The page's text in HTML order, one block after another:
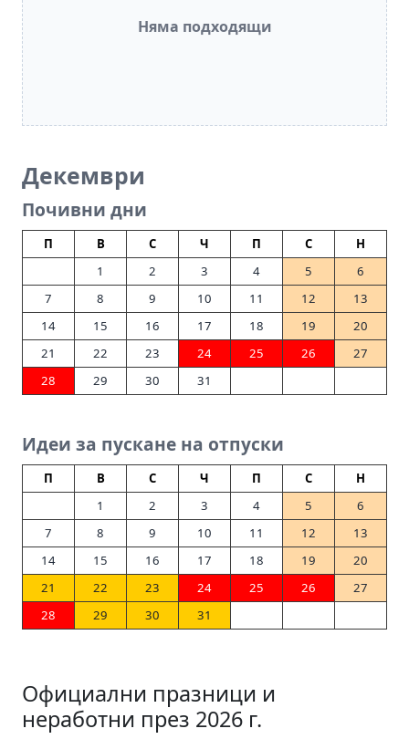
Няма подходящи
Декември
Почивни дни
П В С Ч П С
Н
1
2 3 4 5
6
7
8 9 10 11 12
13
14
15 16 17 18 19
20
21
22 23 24 25 26
27
28
29 30 31
Идеи за пускане на отпуски
П В С Ч П С
Н
1
2 3 4 5
6
7
8 9 10 11 12
13
14
15 16 17 18 19
20
21
22 23 24 25 26
27
28
29 30 31
Официални празници и
неработни през 2026 г.